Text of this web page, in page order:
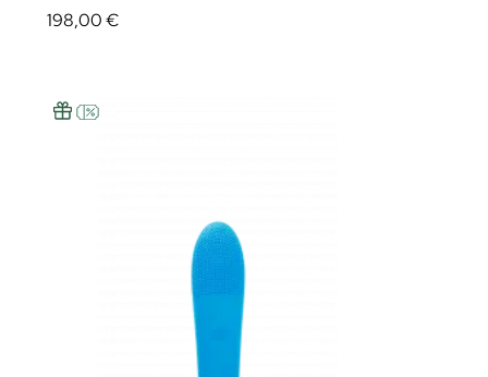
198,00 €